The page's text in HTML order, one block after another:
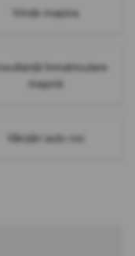
Vinde mașina
înmatriculare
mașină
Vânzări auto noi